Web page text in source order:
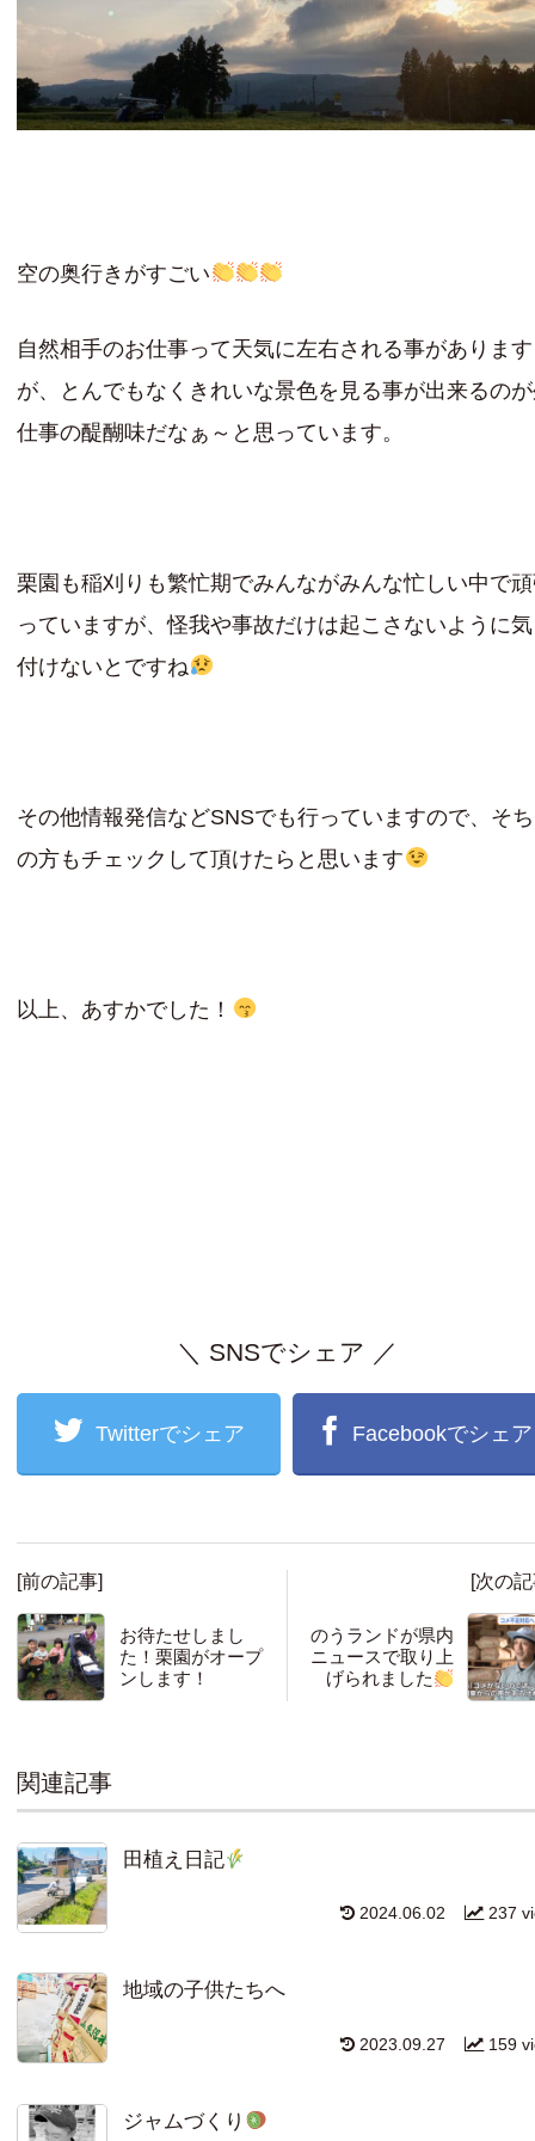
空の奥行きがすごい
自然相手のお仕事って天気に左右される事があります
が、とんでもなくきれいな景色を見る事が出来るの
仕事の醍醐味だなぁ～と思っています。
栗園も稲刈りも繁忙期でみんながみんな忙しい中で
っていますが、怪我や事故だけは起こさないように
付けないとですね
その他情報発信などSNSでも行っていますので、そ
の方もチェックして頂けたらと思います
以上、あすかでした！
＼ SNSでシェア ／
Twitterでシェア Facebookでシェア
[前の記事]
お待たせしまし
た！栗園がオープ
ンします！
[次の
のうランドが県内
ニュースで取り上
げられました
関連記事
田植え日記
237
2024.06.02
地域の子供たちへ
159
2023.09.27
ジャムづくり